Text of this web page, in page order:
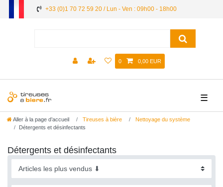
+33 (0)1 70 72 59 20 / Lun - Ven : 09h00 - 18h00
0 0,00 EUR
☰
Aller à la page d’accueil Tireuses à bière
Nettoyage du système
Détergents et désinfectants
Détergents et désinfectants